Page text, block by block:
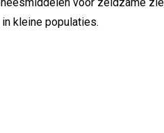
kleine populaties.